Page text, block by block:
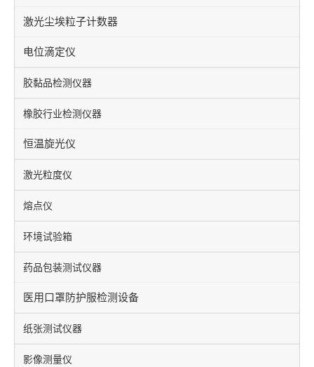
激光尘埃粒子计数器
电位滴定仪
胶黏品检测仪器
橡胶行业检测仪器
恒温旋光仪
激光粒度仪
熔点仪
环境试验箱
药品包装测试仪器
医用口罩防护服检测设备
纸张测试仪器
影像测量仪